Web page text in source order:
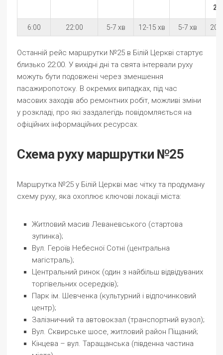
6:00 22:00 5-7 хв 12-15 хв 5-7 хв 20-
Останній рейс маршрутки №25 в Білій Церкві стартує
близько 22:00. У вихідні дні та свята інтервали руху
можуть бути подовжені через зменшення
пасажиропотоку. В окремих випадках, під час
масових заходів або ремонтних робіт, можливі зміни
у розкладі, про які заздалегідь повідомляється на
офіційних інформаційних ресурсах.
Схема руху маршрутки №25
Маршрутка №25 у Білій Церкві має чітку та продуману
схему руху, яка охоплює ключові локації міста:
Житловий масив Леваневського (стартова
зупинка);
Вул. Героїв Небесної Сотні (центральна
магістраль);
Центральний ринок (один з найбільш відвідуваних
торгівельних осередків);
Парк ім. Шевченка (культурний і відпочинковий
центр);
Залізничний та автовокзал (транспортний вузол);
Вул. Сквирське шосе, житловий район Піщаний;
Кінцева – вул. Таращанська (південна частина